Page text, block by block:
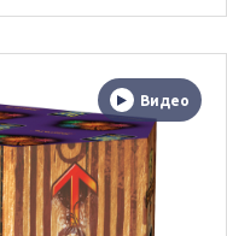
Видео